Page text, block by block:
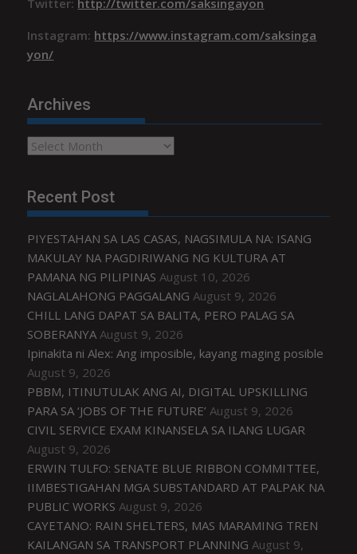
Instagram: https://www.instagram.com/saksinga
yon/
Archives
Archives
Recent Post
PIYESTAHAN SA LAS CASAS, NAGSIMULA NA: ISANG
MAKULAY NA PAGDIRIWANG NG KULTURA AT
PAMANA NG PILIPINAS August 10, 2026
NAGLALAHONG PAGGALANG August 9, 2026
CHILL LANG DAPAT SA BALITA, PERO PALAG SA
SOBERANYA August 9, 2026
Ipinakita ni Alex: Ang imposible, kayang maging posible
August 9, 2026
PBBM, ITINUTULAK ANG AI, DIGITAL UPSKILLING
PARA SA ‘JOBS OF THE FUTURE’ August 9, 2026
CIVIL SERVICE EXAM KINANSELA SA ILANG LUGAR
August 9, 2026
ERWIN TULFO: SENATE BLUE RIBBON COMMITTEE,
IIMBESTIGAHAN MGA SUBSTANDARD AT PALPAK NA
PUBLIC WORKS August 9, 2026
CAYETANO: RAIN SHELTERS, MAS MARAMING TREN
KAILANGAN SA TRANSPORT PLANNING August 9,